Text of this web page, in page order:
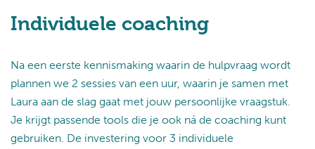
Individuele coaching
Na een eerste kennismaking waarin de hulpvraag wordt
plannen we 2 sessies van een uur, waarin je samen met
Laura aan de slag gaat met jouw persoonlijke vraagstuk.
Je krijgt passende tools die je ook ná de coaching kunt
gebruiken. De investering voor 3 individuele